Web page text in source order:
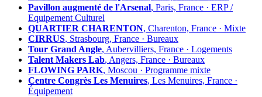
Pavillon augmenté de l'Arsenal, Paris, France · ERP /
Equipement Culturel
QUARTIER CHARENTON, Charenton, France · Mixte
CIRRUS, Strasbourg, France · Bureaux
Tour Grand Angle, Aubervilliers, France · Logements
Talent Makers Lab, Angers, France · Bureaux
FLOWING PARK, Moscou · Programme mixte
Centre Congrès Les Menuires, Les Menuires, France ·
Équipement